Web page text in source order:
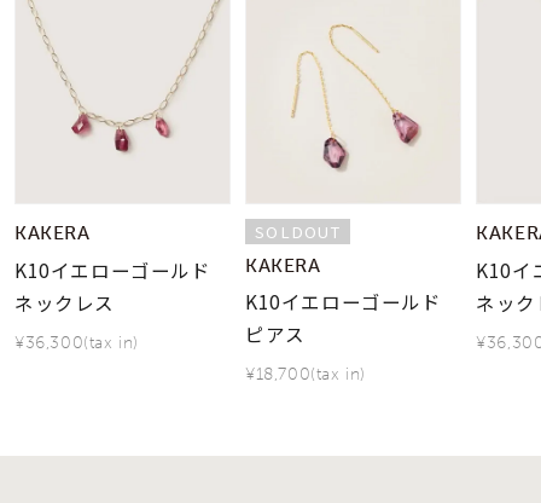
KAKERA
K10イエローゴールド
ネックレス
¥36,300(tax in)
SOLDOUT
KAKERA
K10イエローゴールド
ピアス
¥18,700(tax in)
K10イ
ネッ